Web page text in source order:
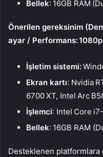
Bellek: 16GB RAM
Önerilen gereksinim
ayar / Performans:
İşletim sistemi:
Ekran kartı: Nvidia
6700 XT, Intel Arc
İşlemci: Intel Core
Bellek: 16GB RAM
Desteklenen